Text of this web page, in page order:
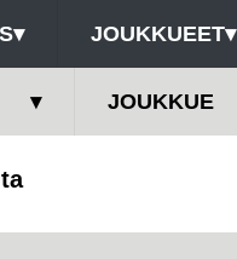
▾ JOUKKUEET▾
▾ JOUKKUE